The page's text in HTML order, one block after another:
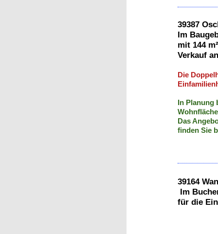
Im
mit 144
Verkauf
Die
In Planung
Das
finden Sie
Im
für die